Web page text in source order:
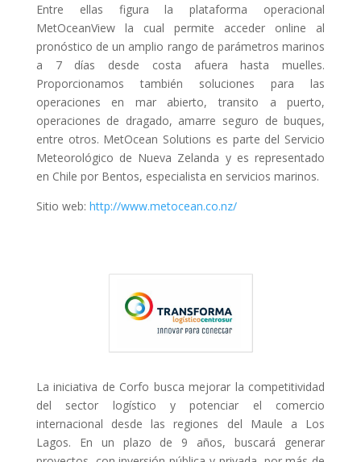
Entre ellas figura la plataforma operacional
MetOceanView la cual permite acceder online al
pronóstico de un amplio rango de parámetros marinos
a 7 días desde costa afuera hasta muelles.
Proporcionamos también soluciones para las
operaciones en mar abierto, transito a puerto,
operaciones de dragado, amarre seguro de buques,
entre otros. MetOcean Solutions es parte del Servicio
Meteorológico de Nueva Zelanda y es representado
en Chile por Bentos, especialista en servicios marinos.
Sitio web: http://www.metocean.co.nz/
La iniciativa de Corfo busca mejorar la competitividad
del sector logístico y potenciar el comercio
internacional desde las regiones del Maule a Los
Lagos. En un plazo de 9 años, buscará generar